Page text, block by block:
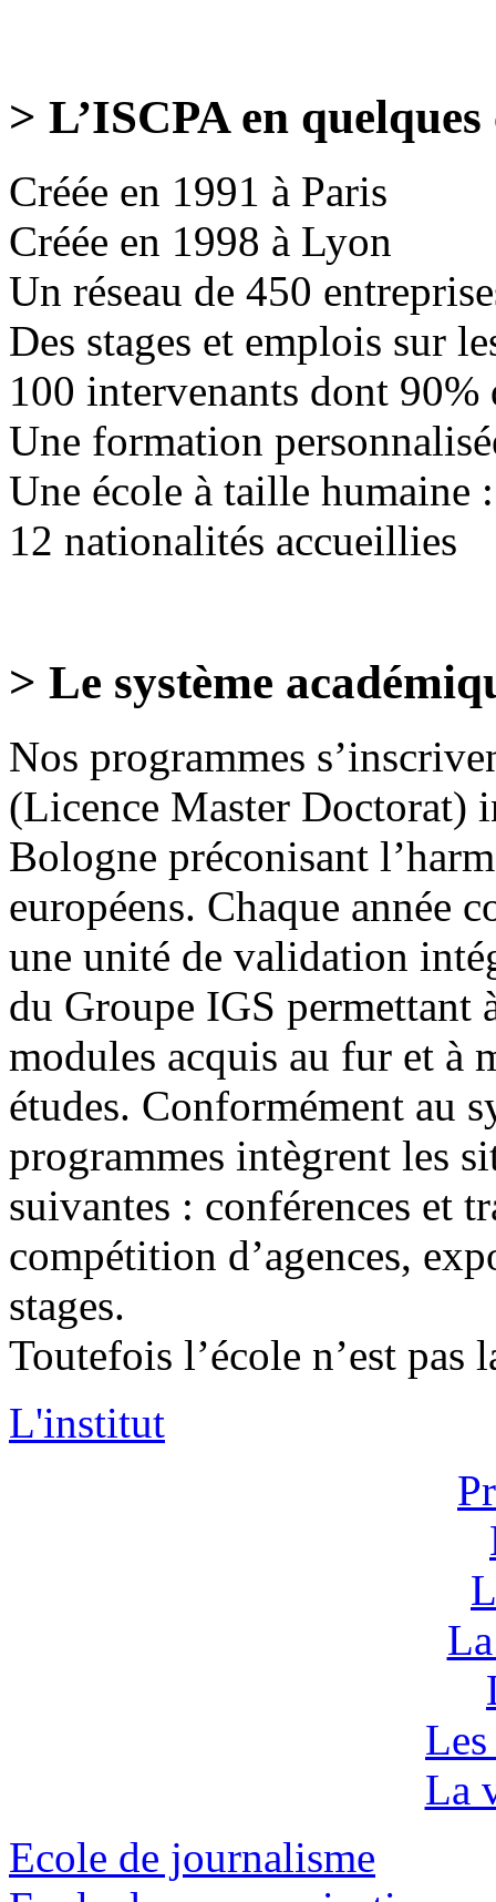
> L’ISCPA en
Créée en 1991 à Paris
Créée en 1998 à Lyon
Un réseau de 450
Des stages et emplois sur
100 intervenants dont 90%
Une formation
Une école à taille humaine
12 nationalités accueillies
> Le système
Nos programmes
(Licence Master Doctorat)
Bologne préconisant
européens. Chaque année
une unité de validation
du Groupe IGS permettant
modules acquis au fur et à
études. Conformément au
programmes intègrent les
suivantes : conférences et
compétition d’agences,
stages.
Toutefois l’école n’est pas
L'institut
La
Ecole de journalisme